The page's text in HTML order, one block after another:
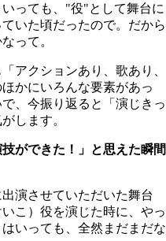
っても、"役"として舞台に
いた頃だったので。だから
って。
アクションあり、歌あり、
かにいろんな要素があっ
、今振り返ると「演じきっ
します。
ができた！」と思えた瞬間
演させていただいた舞台
こ）役を演じた時に、やっ
いっても、全然まだまだな